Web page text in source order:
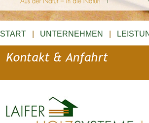
START UNTERNEHMEN